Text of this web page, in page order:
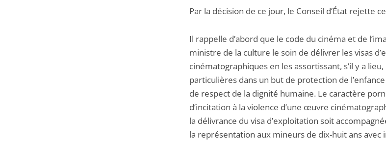
Par la décision de ce jour, le Conseil d’État rejette
Il rappelle d’abord que le code du cinéma et de
ministre de la culture le soin de délivrer les visas
cinématographiques en les assortissant, s’il y a
particulières dans un but de protection de
de respect de la dignité humaine. Le caractère
d’incitation à la violence d’une œuvre
la délivrance du visa d’exploitation soit
la représentation aux mineurs de dix-huit ans avec